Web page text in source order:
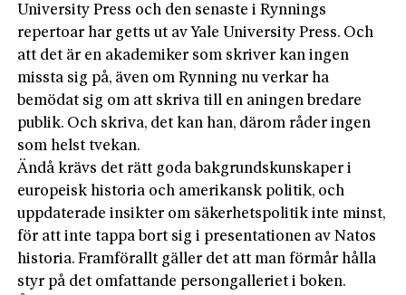
University Press och den senaste i Rynnings
repertoar har getts ut av Yale University Press. Och
att det är en akademiker som skriver kan ingen
missta sig på, även om Rynning nu verkar ha
bemödat sig om att skriva till en aningen bredare
publik. Och skriva, det kan han, därom råder ingen
som helst tvekan.
Ändå krävs det rätt goda bakgrundskunskaper i
europeisk historia och amerikansk politik, och
uppdaterade insikter om säkerhetspolitik inte minst,
för att inte tappa bort sig i presentationen av Natos
historia. Framförallt gäller det att man förmår hålla
styr på det omfattande persongalleriet i boken.